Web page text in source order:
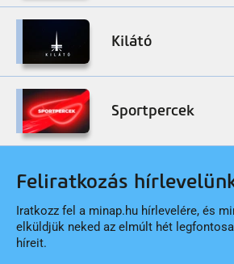
Kilátó
Sportpercek
Feliratkozás
Iratkozz fel a minap.hu hírlevelére, és
elküldjük neked az elmúlt hét
híreit.